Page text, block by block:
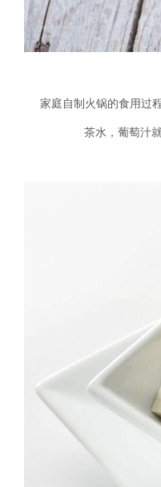
家庭自制火锅的食用过
茶水，葡萄汁